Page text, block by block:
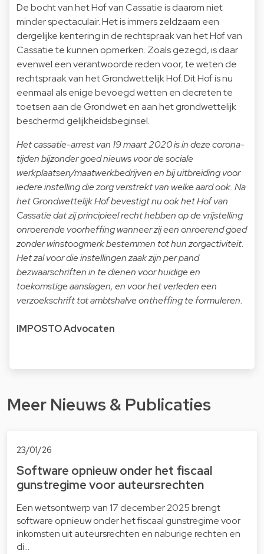
De bocht van het Hof van Cassatie is daarom niet
minder spectaculair. Het is immers zeldzaam een
dergelijke kentering in de rechtspraak van het Hof van
Cassatie te kunnen opmerken. Zoals gezegd, is daar
evenwel een verantwoorde reden voor, te weten de
rechtspraak van het Grondwettelijk Hof. Dit Hof is nu
eenmaal als enige bevoegd wetten en decreten te
toetsen aan de Grondwet en aan het grondwettelijk
beschermd gelijkheidsbeginsel.
Het cassatie-arrest van 19 maart 2020 is in deze corona-
tijden bijzonder goed nieuws voor de sociale
werkplaatsen/maatwerkbedrijven en bij uitbreiding voor
iedere instelling die zorg verstrekt van welke aard ook. Na
het Grondwettelijk Hof bevestigt nu ook het Hof van
Cassatie dat zij principieel recht hebben op de vrijstelling
onroerende voorheffing wanneer zij een onroerend goed
zonder winstoogmerk bestemmen tot hun zorgactiviteit.
Het zal voor die instellingen zaak zijn per pand
bezwaarschriften in te dienen voor huidige en
toekomstige aanslagen, en voor het verleden een
verzoekschrift tot ambtshalve ontheffing te formuleren.
IMPOSTO Advocaten
Meer Nieuws & Publicaties
23/01/26
Software opnieuw onder het fiscaal
gunstregime voor auteursrechten
Een wetsontwerp van 17 december 2025 brengt
software opnieuw onder het fiscaal gunstregime voor
inkomsten uit auteursrechten en naburige rechten en
di…